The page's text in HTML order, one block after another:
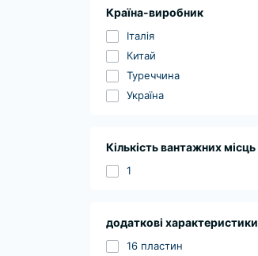
Країна-виробник
Італія
Китай
Туреччина
Україна
Кількість вантажних місць
1
додаткові характеристики
16 пластин